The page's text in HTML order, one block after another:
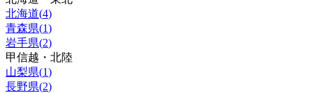
北海道(4)
青森県(1)
岩手県(2)
甲信越・北陸
山梨県(1)
長野県(2)